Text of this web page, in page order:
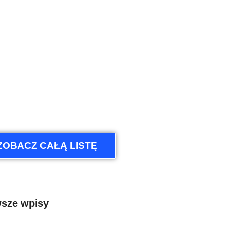
CAŁĄ LISTĘ
wpisy